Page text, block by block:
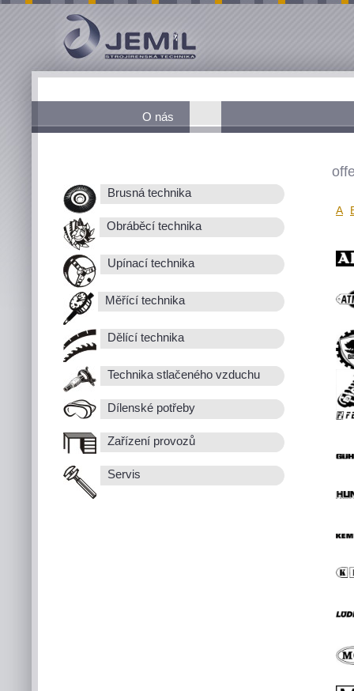
O nás
Brusná technika
Obráběcí technika
Upínací technika
Měřící technika
Dělící technika
Technika stlačeného vzduchu
Dílenské potřeby
Zařízení provozů
Servis
A